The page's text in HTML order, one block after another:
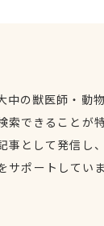
中の獣医師・動
索できることが
事として発信し
サポートしてい